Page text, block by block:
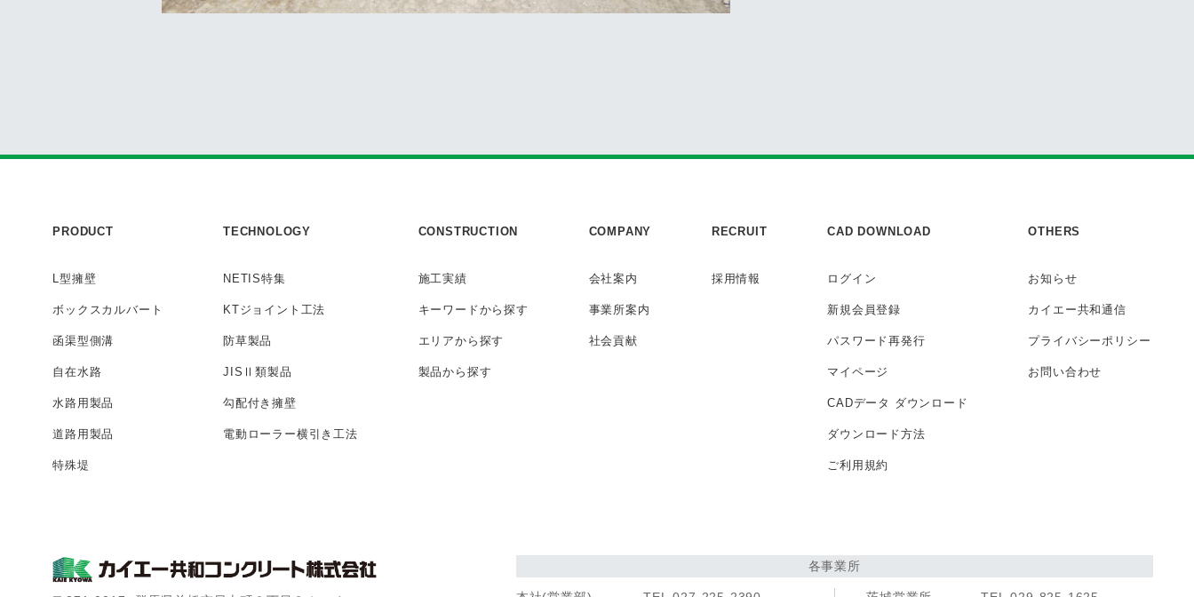
PRODUCT
L型擁壁
ボックス カルバート
函渠型側溝
自在水路
水路用製品
道路用製品
特殊堤
TECHNOLOGY
NETIS特集
KTジョイント工法
防草製品
JISⅡ類製品
勾配付き擁壁
電動ローラー横引き工法
CONSTRUCTION
施工実績
キーワードから探す
エリアから探す
製品から探す
COMPANY
会社案内
事業所案内
社会貢献
RECRUIT
採用情報
CAD DOWNLOAD
ログイン
新規会員登録
パスワード再発行
マイページ
CADデータ ダウンロード
ダウンロード方法
ご利用規約
OTHERS
お知らせ
カイエー共和通信
プライバシー ポリシー
お問い合わせ
各事業所